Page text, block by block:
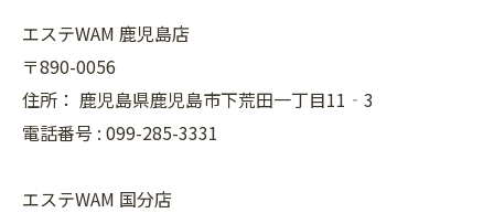
エステWAM 鹿児島店
〒890-0056
住所： 鹿児島県鹿児島市下荒田一丁目11‐3
電話番号 : 099-285-3331
エステWAM 国分店